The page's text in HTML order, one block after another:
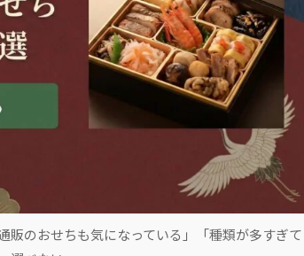
販のおせちも気になっている」「種類が多すぎて